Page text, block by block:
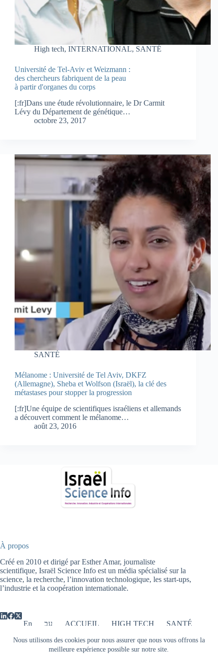
Nous utilisons des cookies pour nous assurer que nous vous offrons la
meilleure expérience possible sur notre site.
High tech, INTERNATIONAL, SANTÉ
Université de Tel-Aviv et Weizmann :
des chercheurs fabriquent de la peau
à partir d'organes du corps
[:fr]Dans une étude révolutionnaire, le Dr Carmit
Lévy du Département de génétique…
octobre 23, 2017
SANTÉ
Mélanome : Université de Tel Aviv, DKFZ
(Allemagne), Sheba et Wolfson (Israël), la clé des
métastases pour stopper la progression
[:fr]Une équipe de scientifiques israéliens et allemands
a découvert comment le mélanome…
août 23, 2016
À propos
Créé en 2010 et dirigé par Esther Amar, journaliste
scientifique, Israël Science Info est un média spécialisé sur la
science, la recherche, l’innovation technologique, les start-ups,
l’industrie et la coopération internationale.
En עב ACCUEIL HIGH TECH
SANTÉ
ENVIRONNEMENT
PHYSIQUE
OPTIQUE
ARCHEOLOGIE
FINANCE